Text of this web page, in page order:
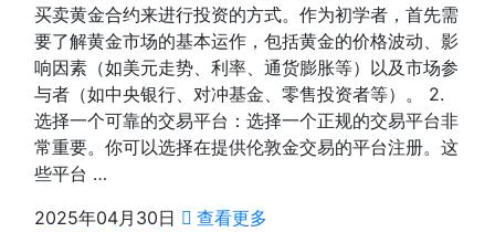
买卖黄金合约来进行投资的方式。作为初学者，首先需
要了解黄金市场的基本运作，包括黄金的价格波动、影
响因素（如美元走势、利率、通货膨胀等）以及市场参
与者（如中央银行、对冲基金、零售投资者等）。 2.
选择一个可靠的交易平台：选择一个正规的交易平台非
常重要。你可以选择在提供伦敦金交易的平台注册。这
些平台 …
2025年04月30日
查看更多